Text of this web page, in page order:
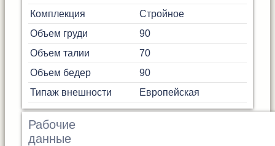
Комплекция
Стройное
Объем груди
90
Объем талии
70
Объем бедер
90
Типаж внешности
Европейская
Рабочие
данные